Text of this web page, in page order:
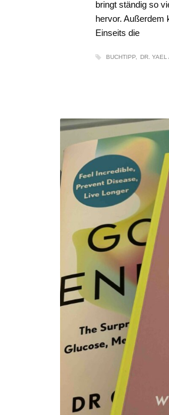
bringt ständig so
hervor. Außerdem
Einseits die
BUCHTIPP DR. YAEL